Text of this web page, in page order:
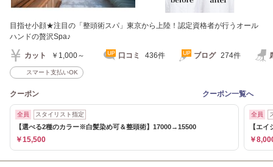
目指せ小顔★注目の「整頭術スパ」東京から上陸！認定資格者が行うオール
ハンドの贅沢Spa♪
カット ￥1,000～ 口コミ 436件 ブログ 274件
スマート支払いOK
クーポン クーポン一覧へ
全員 スタイリスト指定
【選べる2種のカラー※白髪染め可＆整頭術】17000→15500
￥15,500
全員
【エ
￥